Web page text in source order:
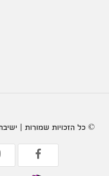
© כל הזכויות שמורות | ישיבת